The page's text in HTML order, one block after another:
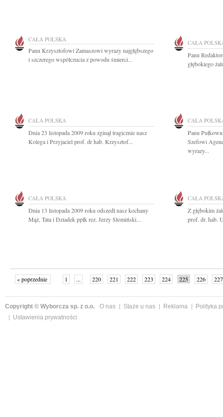
CAŁA POLSKA
Panu Krzysztofowi Zamaszowi wyrazy najgłębszego
i szczerego współczucia z powodu śmierci...
CAŁA
Panu
głębokiego
CAŁA POLSKA
Dnia 23 listopada 2009 roku zginął tragicznie nasz
Kolega i Przyjaciel prof. dr hab. Krzysztof...
CAŁA
Panu
Szefowi
wyrazy...
CAŁA POLSKA
Dnia 13 listopada 2009 roku odszedł nasz kochany
Mąż, Tata i Dziadek ppłk rez. Jerzy Słomiński...
CAŁA
Z głębokim
prof. dr. hab.
« poprzednie 1 ... 220 221 222 223 224 225 226
227
Copyright © Wyborcza sp. z o.o. O nas Staże u nas Reklama
Polityka
Ustawienia prywatności